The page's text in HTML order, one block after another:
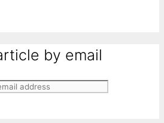
by email